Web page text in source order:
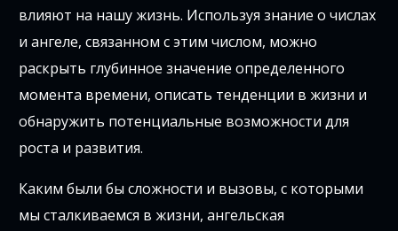
влияют на нашу жизнь. Используя знание о числах
и ангеле, связанном с этим числом, можно
раскрыть глубинное значение определенного
момента времени, описать тенденции в жизни и
обнаружить потенциальные возможности для
роста и развития.
Каким были бы сложности и вызовы, с которыми
мы сталкиваемся в жизни, ангельская